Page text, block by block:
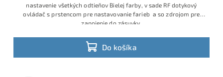
Do košíka
nastavenie všetkých odtieňov Bielej farby, v sade RF dotykový
ovládač s prstencom pre nastavovanie farieb a so zdrojom pre
zapojenie do zásuvky.